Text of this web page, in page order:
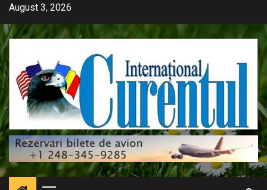
Skip
content
August 3, 2026